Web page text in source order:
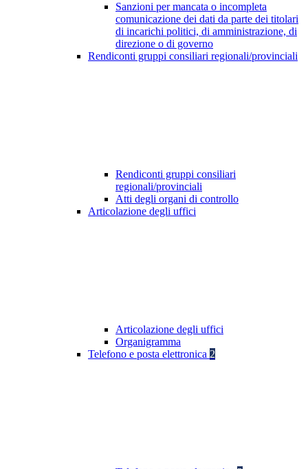
Sanzioni per mancata o incompleta
comunicazione dei dati da parte dei titolari
di incarichi politici, di amministrazione, di
direzione o di governo
Rendiconti gruppi consiliari regionali/provinciali
Rendiconti gruppi consiliari
regionali/provinciali
Atti degli organi di controllo
Articolazione degli uffici
Articolazione degli uffici
Organigramma
Telefono e posta elettronica 2